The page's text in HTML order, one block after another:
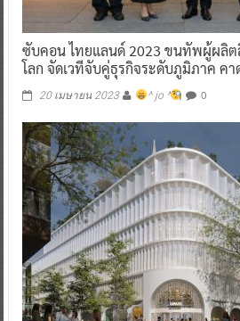
ซับคอน ไทยแลนด์ 2023 ขนทัพผู้ผลิต
โลก จัดเวทีจับคู่ธุรกิจระดับภูมิภาค ค
20 เมษายน 2023 ^ jo ^ 0